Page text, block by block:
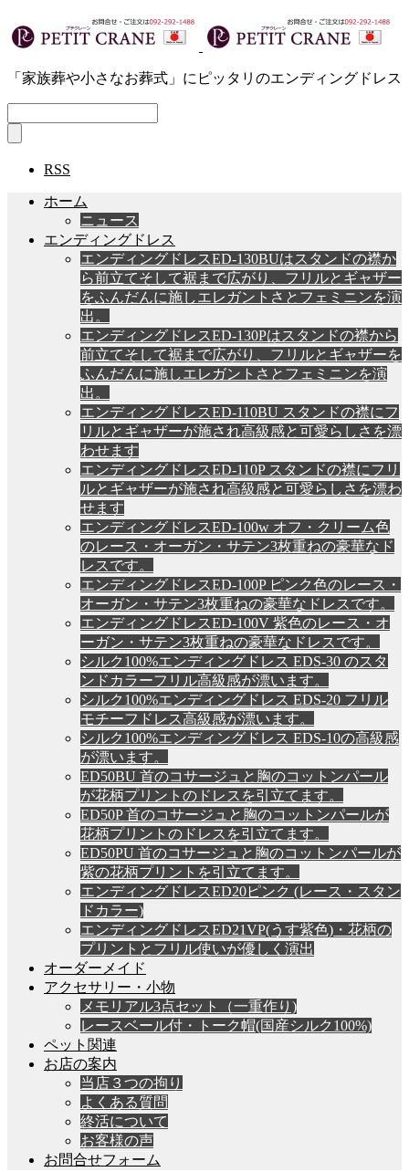
「家族葬や小さなお葬式」にピッタリのエンディングドレス
RSS
ホーム
ニュース
エンディングドレス
エンディングドレスED-130BUはスタンドの襟か
ら前立てそして裾まで広がり、フリルとギャザー
をふんだんに施しエレガントさとフェミニンを演
出。
エンディングドレスED-130Pはスタンドの襟から
前立てそして裾まで広がり、フリルとギャザーを
ふんだんに施しエレガントさとフェミニンを演
出。
エンディングドレスED-110BU スタンドの襟にフ
リルとギャザーが施され高級感と可愛らしさを漂
わせます
エンディングドレスED-110P スタンドの襟にフリ
ルとギャザーが施され高級感と可愛らしさを漂わ
せます
エンディングドレスED-100w オフ・クリーム色
のレース・オーガン・サテン3枚重ねの豪華なド
レスです。
エンディングドレスED-100P ピンク色のレース・
オーガン・サテン3枚重ねの豪華なドレスです。
エンディングドレスED-100V 紫色のレース・オ
ーガン・サテン3枚重ねの豪華なドレスです。
シルク100%エンディングドレス EDS-30 のスタ
ンドカラーフリル高級感が漂います。
シルク100%エンディングドレス EDS-20 フリル
モチーフドレス高級感が漂います。
シルク100%エンディングドレス EDS-10の高級感
が漂います。
ED50BU 首のコサージュと胸のコットンパール
が花柄プリントのドレスを引立てます。
ED50P 首のコサージュと胸のコットンパールが
花柄プリントのドレスを引立てます。
ED50PU 首のコサージュと胸のコットンパールが
紫の花柄プリントを引立てます。
エンディングドレスED20ピンク (レース・スタン
ドカラー)
エンディングドレスED21VP(うす紫色)・花柄の
プリントとフリル使いが優しく演出
オーダーメイド
アクセサリー・小物
メモリアル3点セット（一重作り)
レースベール付・トーク帽(国産シルク100%)
ペット関連
お店の案内
当店３つの拘り
よくある質問
終活について
お客様の声
お問合せフォーム